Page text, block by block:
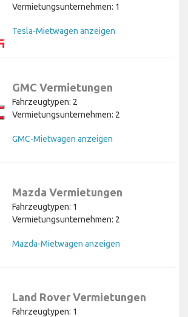
Vermietungsunternehmen: 1
Tesla-Mietwagen anzeigen
GMC Vermietungen
Fahrzeugtypen: 2
Vermietungsunternehmen: 2
GMC-Mietwagen anzeigen
Mazda Vermietungen
Fahrzeugtypen: 1
Vermietungsunternehmen: 2
Mazda-Mietwagen anzeigen
Land Rover Vermietungen
Fahrzeugtypen: 1